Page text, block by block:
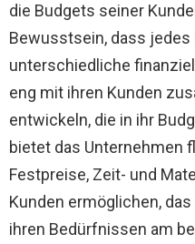
die Budgets seiner
Bewusstsein, dass jedes
unterschiedliche
eng mit ihren Kunden
entwickeln, die in ihr
bietet das Unternehmen
Festpreise, Zeit- und
Kunden ermöglichen,
ihren Bedürfnissen am